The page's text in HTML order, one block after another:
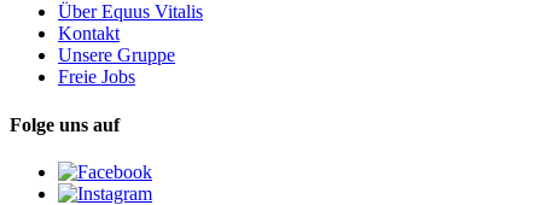
Über Equus Vitalis
Kontakt
Unsere Gruppe
Freie Jobs
Folge uns auf